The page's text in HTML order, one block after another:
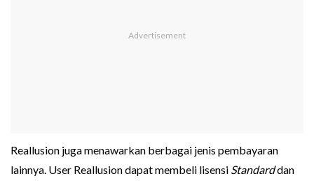
Reallusion juga menawarkan berbagai jenis pembayaran
lainnya. User Reallusion dapat membeli lisensi Standarddan